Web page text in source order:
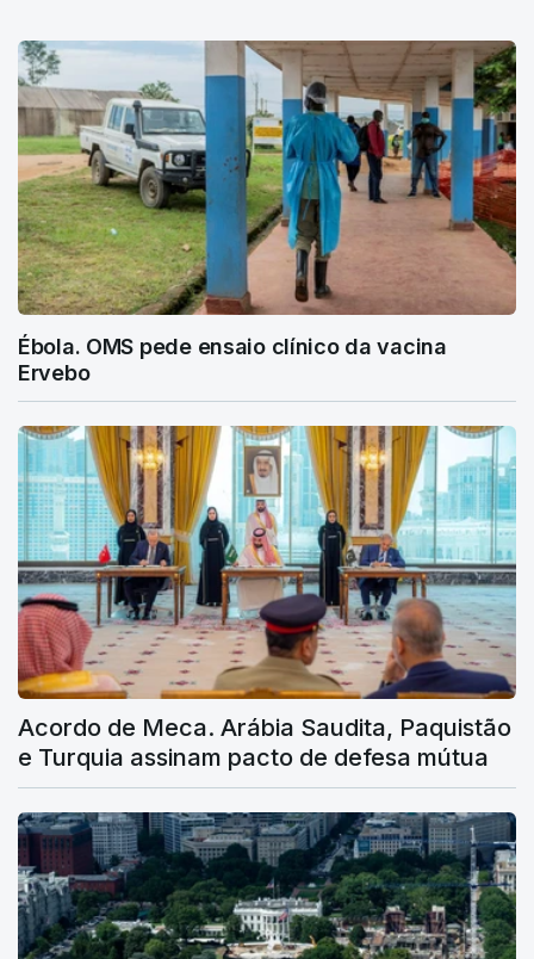
Ébola. OMS pede ensaio clínico da vacina
Ervebo
Acordo de Meca. Arábia Saudita, Paquistão
e Turquia assinam pacto de defesa mútua